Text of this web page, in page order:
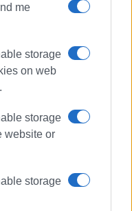
me
storage
on web
storage
website or
storage
στο Ειδικό
Γυμνάσιο – Λύκειο
ελαιόλαδο
για ασθενείς με